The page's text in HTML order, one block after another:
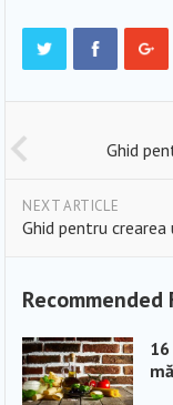
Ghid
NEXT ARTICLE
Ghid pentru
Recommended